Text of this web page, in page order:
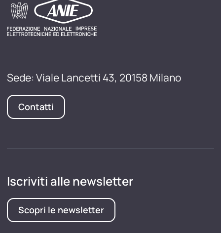
Sede: Viale Lancetti 43, 20158 Milano
Contatti
Iscriviti alle newsletter
Scopri le newsletter